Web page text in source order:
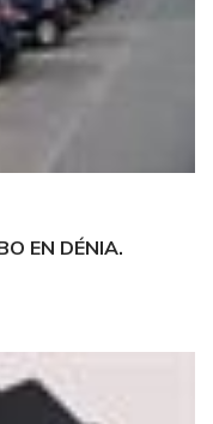
EN DÉNIA.